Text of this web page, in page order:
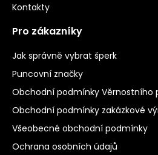
Kontakty
Pro zákazníky
Jak správně vybrat šperk
Puncovní značky
Obchodní podmínky Věrnostního
Obchodní podmínky zakázkové
Všeobecné obchodní podmínky
Ochrana osobních údajů